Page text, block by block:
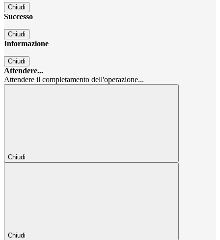
Chiudi
Successo
Chiudi
Informazione
Chiudi
Attendere...
Attendere il completamento dell'operazione...
Chiudi
Chiudi